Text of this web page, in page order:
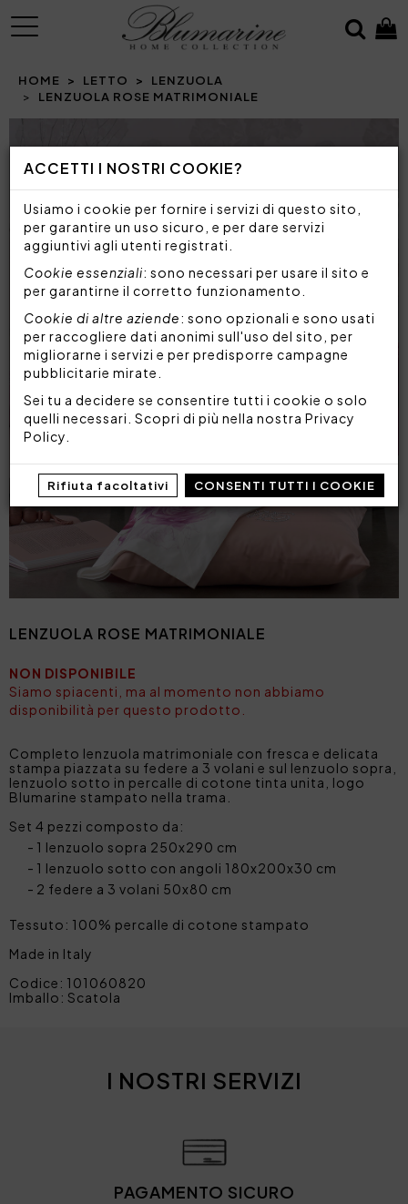
ACCETTI I NOSTRI COOKIE?
Usiamo i cookie per fornire i servizi di questo sito,
per garantire un uso sicuro, e per dare servizi
aggiuntivi agli utenti registrati.
Cookie essenziali: sono necessari per usare il sito e
per garantirne il corretto funzionamento.
Cookie di altre aziende: sono opzionali e sono usati
per raccogliere dati anonimi sull'uso del sito, per
migliorarne i servizi e per predisporre campagne
pubblicitarie mirate.
Sei tu a decidere se consentire tutti i cookie o solo
quelli necessari. Scopri di più nella nostra Privacy
Policy
Rifiuta facoltativi CONSENTI TUTTI I COOKIE
MENU
HOME LETTO
LENZUOLA
LENZUOLA ROSE MATRIMONIALE
LENZUOLA ROSE MATRIMONIALE
NON DISPONIBILE
Siamo spiacenti, ma al momento non abbiamo
disponibilità per questo prodotto.
Completo lenzuola matrimoniale con fresca e delicata
stampa piazzata su federe a 3 volani e sul lenzuolo sopra,
lenzuolo sotto in percalle di cotone tinta unita, logo
Blumarine stampato nella trama.
Set 4 pezzi composto da:
1 lenzuolo sopra 250x290 cm
1 lenzuolo sotto con angoli 180x200x30 cm
2 federe a 3 volani 50x80 cm
Tessuto: 100% percalle di cotone stampato
Made in Italy
Codice: 101060820
Imballo: Scatola
I NOSTRI SERVIZI
PAGAMENTO SICURO